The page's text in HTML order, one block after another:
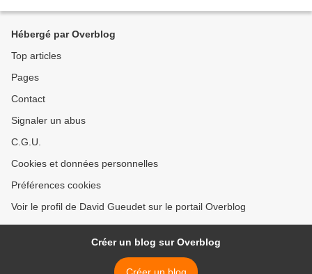
Hébergé par Overblog
Top articles
Pages
Contact
Signaler un abus
C.G.U.
Cookies et données personnelles
Préférences cookies
Voir le profil de David Gueudet sur le portail Overblog
Créer un blog sur Overblog